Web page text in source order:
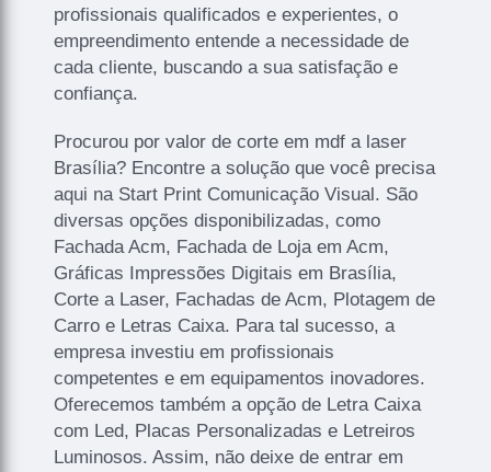
profissionais qualificados e experientes, o
empreendimento entende a necessidade de
cada cliente, buscando a sua satisfação e
confiança.
Procurou por valor de corte em mdf a laser
Brasília? Encontre a solução que você precisa
aqui na Start Print Comunicação Visual. São
diversas opções disponibilizadas, como
Fachada Acm, Fachada de Loja em Acm,
Gráficas Impressões Digitais em Brasília,
Corte a Laser, Fachadas de Acm, Plotagem de
Carro e Letras Caixa. Para tal sucesso, a
empresa investiu em profissionais
competentes e em equipamentos inovadores.
Oferecemos também a opção de Letra Caixa
com Led, Placas Personalizadas e Letreiros
Luminosos. Assim, não deixe de entrar em